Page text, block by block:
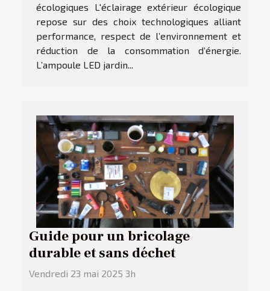
écologiques L'éclairage extérieur écologique
repose sur des choix technologiques alliant
performance, respect de l’environnement et
réduction de la consommation d’énergie.
L’ampoule LED jardin...
Guide pour un bricolage
durable et sans déchet
Vendredi 23 mai 2025 3h